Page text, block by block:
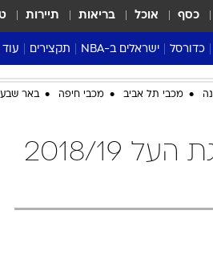
כסף אוכל בריאות תיירות
כדורסל
ליגת העל
ליגה לאומית
ישראלים ב-NBA
דני אבדיה
תקצירים
NBA
מכבי תל אביב מכבי חיפה באר שבע
מכבי פתח תקוה כדורגל ליגת העל 2018/19